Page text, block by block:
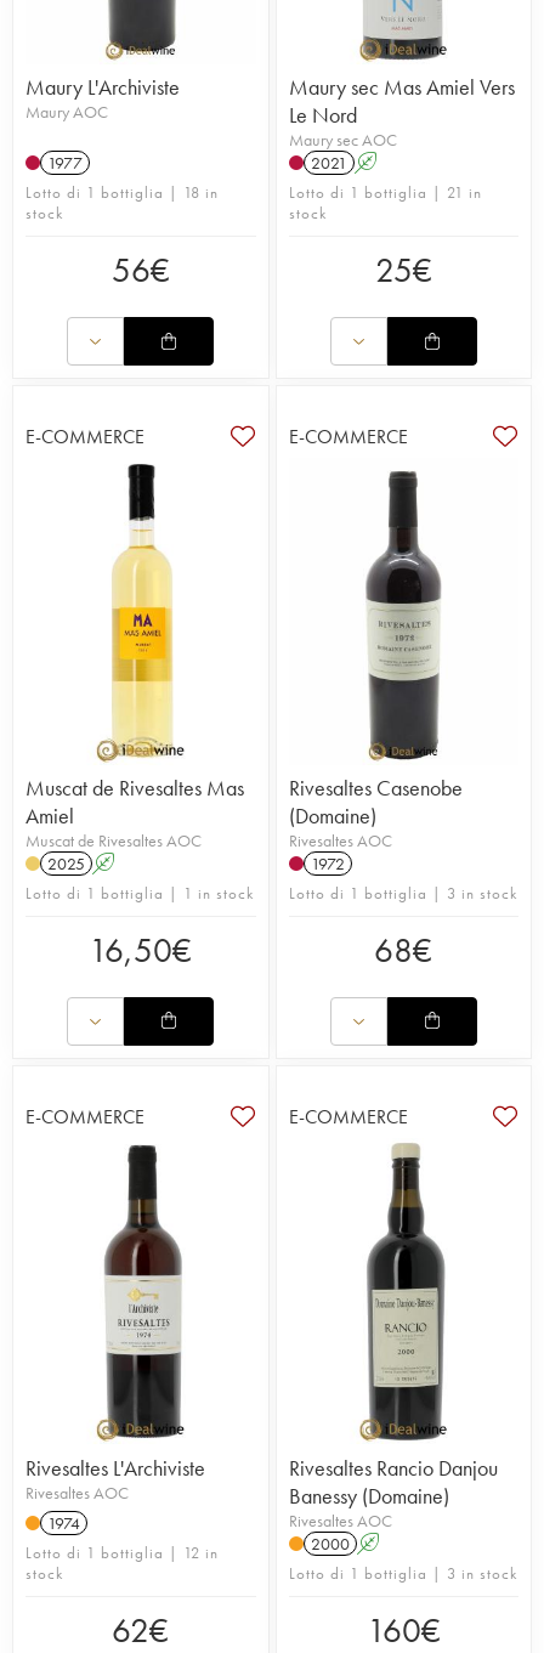
Maury L'Archiviste
Maury AOC
1977
Lotto di 1 bottiglia | 18 in
stock
56€
Maury sec Mas Amiel Vers
Le Nord
Maury sec AOC
2021 A
Lotto di 1 bottiglia | 21 in
stock
25€
E-COMMERCE
Muscat de Rivesaltes Mas
Amiel
Muscat de Rivesaltes AOC
2025 A
Lotto di 1 bottiglia | 1 in stock
16,50€
E-COMMERCE
Rivesaltes Casenobe
(Domaine)
Rivesaltes AOC
1972
Lotto di 1 bottiglia | 3 in stock
68€
E-COMMERCE
Rivesaltes L'Archiviste
Rivesaltes AOC
1974
Lotto di 1 bottiglia | 12 in
stock
62€
E-COMMERCE
Rivesaltes Rancio Danjou
Banessy (Domaine)
Rivesaltes AOC
2000 A
Lotto di 1 bottiglia | 3 in stock
160€